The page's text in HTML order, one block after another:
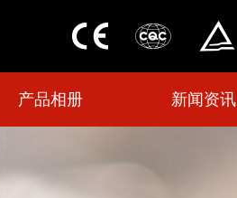
产品相册 新闻资讯